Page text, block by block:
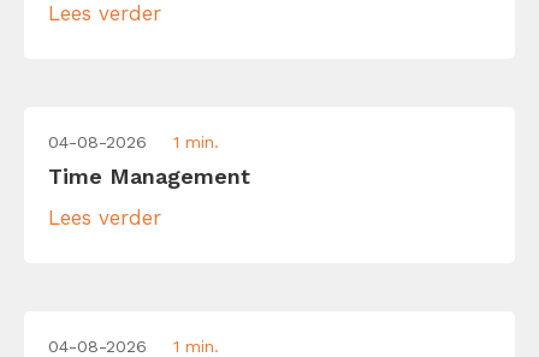
Lees verder
04-08-2026 1 min.
Time Management
Lees verder
04-08-2026 1 min.